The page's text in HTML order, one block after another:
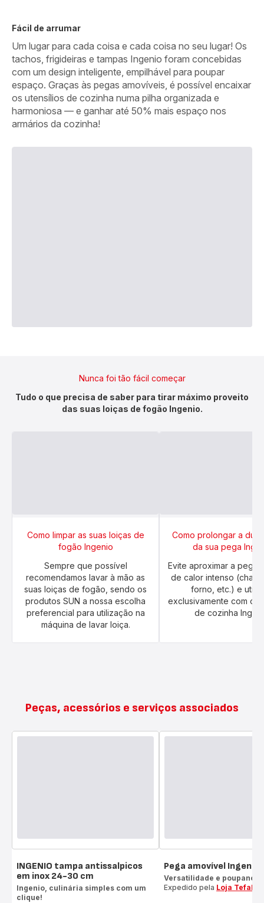
Fácil de arrumar
Um lugar para cada coisa e cada coisa no seu lugar! Os
tachos, frigideiras e tampas Ingenio foram concebidas
com um design inteligente, empilhável para poupar
espaço. Graças às pegas amovíveis, é possível encaixar
os utensílios de cozinha numa pilha organizada e
harmoniosa — e ganhar até 50% mais espaço nos
armários da cozinha!
Nunca foi tão fácil começar
Tudo o que precisa de saber para tirar máximo proveito
das suas loiças de fogão Ingenio.
Como limpar as suas loiças de
fogão Ingenio
Sempre que possível
recomendamos lavar à mão as
suas loiças de fogão, sendo os
produtos SUN a nossa escolha
preferencial para utilização na
máquina de lavar loiça.
Como prolongar a
da sua pega
Evite aproximar a pega
de calor intenso
forno, etc.) e
exclusivamente com os
de cozinha
Peças, acessórios e serviços associados
INGENIO tampa antissalpicos
em inox 24-30 cm
Ingenio, culinária simples com um
clique!
Pega amovível Ingenio
Versatilidade e poupança
Expedido pela Loja Tefal